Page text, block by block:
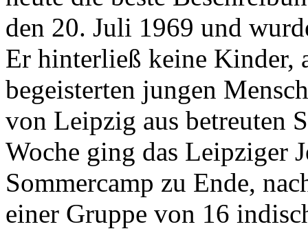
den 20. Juli 1969 und
Er hinterließ keine Kinder,
begeisterten jungen
von Leipzig aus betreuten
Woche ging das Leipziger
Sommercamp zu Ende,
einer Gruppe von 16